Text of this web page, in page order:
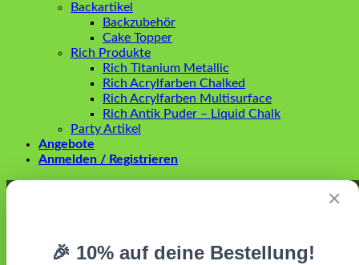
Backartikel
Backzubehör
Cake Topper
Rich Produkte
Rich Titanium Metallic
Rich Acrylfarben Chalked
Rich Acrylfarben Multisurface
Rich Antik Puder – Liquid Chalk
Party Artikel
Angebote
Anmelden / Registrieren
✕
🎉 10% auf deine Bestellung!
Anmelden